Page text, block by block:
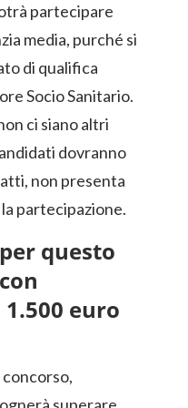
partecipare
media, purché si
di qualifica
Socio Sanitario.
ci siano altri
dovranno
non presenta
partecipazione.
questo
euro